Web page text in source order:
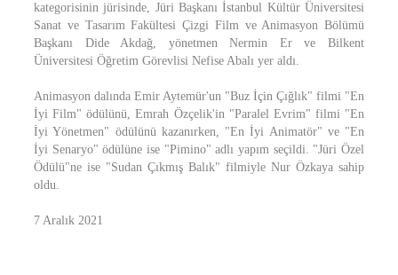
kategorisinin jürisinde, Jüri Başkanı İstanbul Kültür Üniversitesi
Sanat ve Tasarım Fakültesi Çizgi Film ve Animasyon Bölümü
Başkanı Dide Akdağ, yönetmen Nermin Er ve Bilkent
Üniversitesi Öğretim Görevlisi Nefise Abalı yer aldı.
Animasyon dalında Emir Aytemür'un "Buz İçin Çığlık" filmi "En
İyi Film" ödülünü, Emrah Özçelik'in "Paralel Evrim" filmi "En
İyi Yönetmen" ödülünü kazanırken, "En İyi Animatör" ve "En
İyi Senaryo" ödülüne ise "Pimino" adlı yapım seçildi. "Jüri Özel
Ödülü"ne ise "Sudan Çıkmış Balık" filmiyle Nur Özkaya sahip
oldu.
7 Aralık 2021